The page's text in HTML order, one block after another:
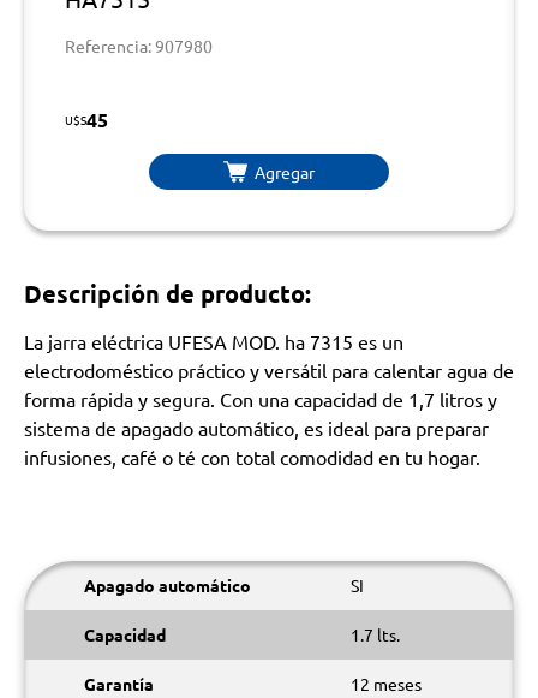
Referencia: 907980
U$S45
Agregar
Descripción de producto:
La jarra eléctrica UFESA MOD. ha 7315 es un
electrodoméstico práctico y versátil para calentar agua de
forma rápida y segura. Con una capacidad de 1,7 litros y
sistema de apagado automático, es ideal para preparar
infusiones, café o té con total comodidad en tu hogar.
Apagado automático SI
Capacidad 1.7 lts.
Garantía 12 meses